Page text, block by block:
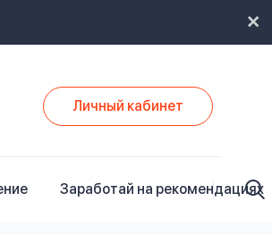
Личный кабинет
Заработай на рекомендациях